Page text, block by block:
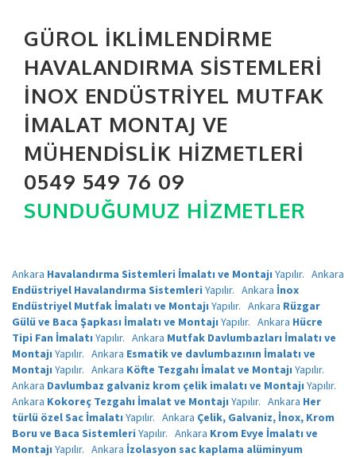
GÜROL İKLIMLENDIRME
HAVALANDIRMA SISTEMLERI
İNOX ENDÜSTRIYEL MUTFAK
İMALAT MONTAJ VE
MÜHENDISLIK HIZMETLERI
0549 549 76 09
SUNDUĞUMUZ HIZMETLER
Ankara Havalandırma Sistemleri İmalatı ve Montajı Yapılır. Ankara
Endüstriyel Havalandırma Sistemleri Yapılır. Ankara İnox
Endüstriyel Mutfak İmalatı ve Montajı Yapılır. Ankara Rüzgar
Gülü ve Baca Şapkası İmalatı ve Montajı Yapılır. Ankara Hücre
Tipi Fan İmalatı Yapılır. Ankara Mutfak Davlumbazları İmalatı ve
Montajı Yapılır. Ankara Esmatik ve davlumbazının İmalatı ve
Montajı Yapılır. Ankara Köfte Tezgahı İmalat ve Montajı Yapılır.
Ankara Davlumbaz galvaniz krom çelik imalatı ve Montajı Yapılır.
Ankara Kokoreç Tezgahı İmalat ve Montajı Yapılır. Ankara Her
türlü özel Sac İmalatı Yapılır. Ankara Çelik, Galvaniz, İnox, Krom
Boru ve Baca Sistemleri Yapılır. Ankara Krom Evye İmalatı ve
Montajı Yapılır. Ankara İzolasyon sac kaplama alüminyum